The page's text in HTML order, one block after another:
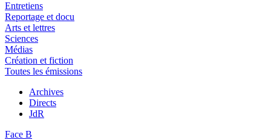
Entretiens
Reportage et docu
Arts et lettres
Sciences
Médias
Création et fiction
Toutes les émissions
Archives
Directs
JdR
Face B